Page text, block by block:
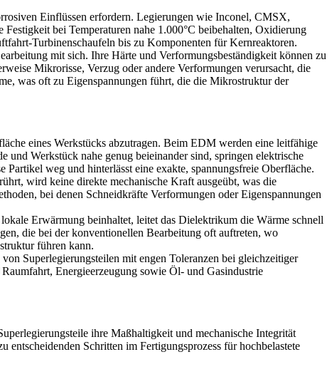
Einflüssen erfordern. Legierungen wie Inconel, CMSX,
bei Temperaturen nahe 1.000°C beibehalten, Oxidierung
Turbinenschaufeln bis zu Komponenten für Kernreaktoren.
mit sich. Ihre Härte und Verformungsbeständigkeit können zu
Mikrorisse, Verzug oder andere Verformungen verursacht, die
was oft zu Eigenspannungen führt, die die Mikrostruktur der
eines Werkstücks abzutragen. Beim EDM werden eine leitfähige
Werkstück nahe genug beieinander sind, springen elektrische
weg und hinterlässt eine exakte, spannungsfreie Oberfläche.
wird keine direkte mechanische Kraft ausgeübt, was die
bei denen Schneidkräfte Verformungen oder Eigenspannungen
Erwärmung beinhaltet, leitet das Dielektrikum die Wärme schnell
die bei der konventionellen Bearbeitung oft auftreten, wo
führen kann.
Superlegierungsteilen mit engen Toleranzen bei gleichzeitiger
, Energieerzeugung sowie Öl- und Gasindustrie
ihre Maßhaltigkeit und mechanische Integrität
entscheidenden Schritten im Fertigungsprozess für hochbelastete